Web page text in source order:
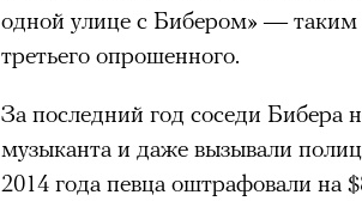
одной улице с Бибером» — таким
третьего опрошенного.
За последний год соседи Бибера
музыканта и даже вызывали
2014 года певца оштрафовали на